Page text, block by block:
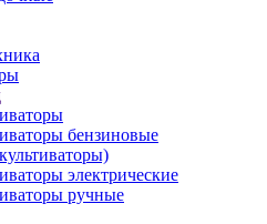
бензиновые
электрические
ручные